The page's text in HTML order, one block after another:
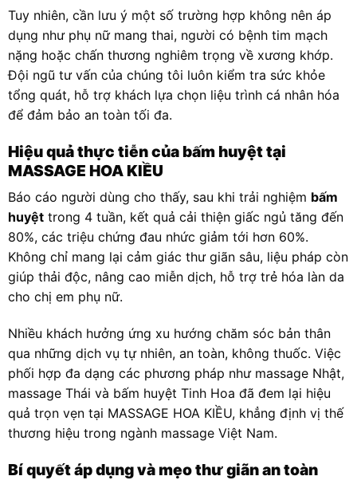
Tuy nhiên, cần lưu ý một số trường hợp không nên áp
dụng như phụ nữ mang thai, người có bệnh tim mạch
nặng hoặc chấn thương nghiêm trọng về xương khớp.
Đội ngũ tư vấn của chúng tôi luôn kiểm tra sức khỏe
tổng quát, hỗ trợ khách lựa chọn liệu trình cá nhân hóa
để đảm bảo an toàn tối đa.
Hiệu quả thực tiễn của bấm huyệt tại
MASSAGE HOA KIỀU
Báo cáo người dùng cho thấy, sau khi trải nghiệm bấm
huyệt trong 4 tuần, kết quả cải thiện giấc ngủ tăng đến
80%, các triệu chứng đau nhức giảm tới hơn 60%.
Không chỉ mang lại cảm giác thư giãn sâu, liệu pháp còn
giúp thải độc, nâng cao miễn dịch, hỗ trợ trẻ hóa làn da
cho chị em phụ nữ.
Nhiều khách hưởng ứng xu hướng chăm sóc bản thân
qua những dịch vụ tự nhiên, an toàn, không thuốc. Việc
phối hợp đa dạng các phương pháp như massage Nhật,
massage Thái và bấm huyệt Tinh Hoa đã đem lại hiệu
quả trọn vẹn tại MASSAGE HOA KIỀU, khẳng định vị thế
thương hiệu trong ngành massage Việt Nam.
Bí quyết áp dụng và mẹo thư giãn an toàn